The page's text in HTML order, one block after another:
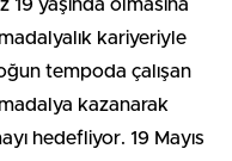
yaşında olmasına
kariyeriyle
tempoda çalışan
kazanarak
hedefliyor. 19 Mayıs